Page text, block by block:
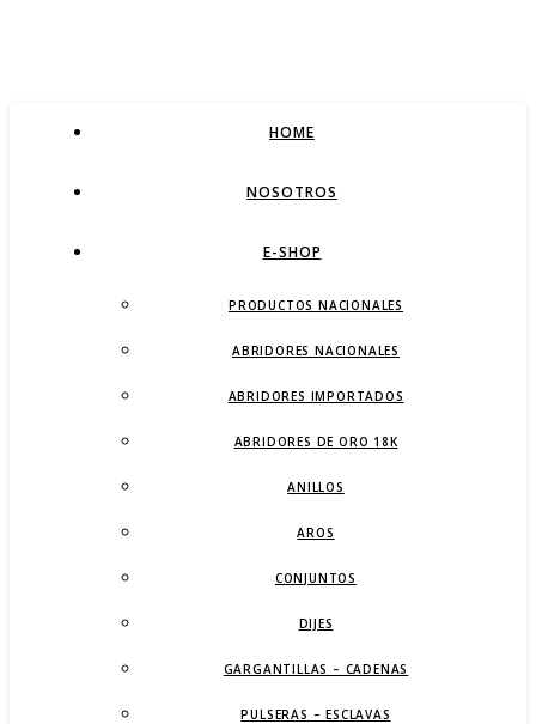
HOME
NOSOTROS
E-SHOP
PRODUCTOS NACIONALES
ABRIDORES NACIONALES
ABRIDORES IMPORTADOS
ABRIDORES DE ORO 18K
ANILLOS
AROS
CONJUNTOS
DIJES
GARGANTILLAS – CADENAS
PULSERAS – ESCLAVAS